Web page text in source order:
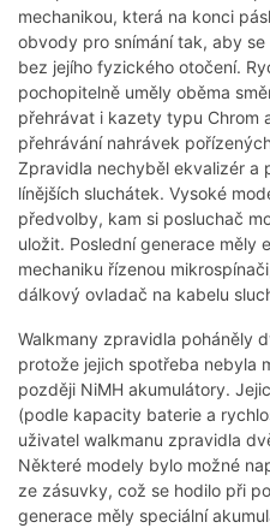
mechanikou, která na konci
obvody pro snímání tak, aby
bez jejího fyzického otočení.
pochopitelně uměly oběma
přehrávat i kazety typu Chrom
přehrávání nahrávek
Zpravidla nechyběl ekvalizér a
línějších sluchátek. Vysoké
předvolby, kam si posluchač
uložit. Poslední generace měly
mechaniku řízenou
dálkový ovladač na kabelu
Walkmany zpravidla poháněly
protože jejich spotřeba nebyla
později NiMH akumulátory.
(podle kapacity baterie a
uživatel walkmanu zpravidla
Některé modely bylo možné
ze zásuvky, což se hodilo při
generace měly speciální